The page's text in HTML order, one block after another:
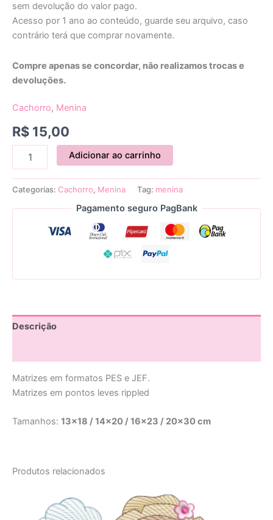
sem devolução do valor pago.
Acesso por 1 ano ao conteúdo, guarde seu arquivo, caso
contrário terá que comprar novamente.
Compre apenas se concordar, não realizamos trocas e
devoluções.
Cachorro, Menina
R$ 15,00
Adicionar ao carrinho
Categorias: Cachorro, Menina Tag: menina
Pagamento seguro PagBank
Descrição
Matrizes em formatos PES e JEF.
Matrizes em pontos leves rippled
Tamanhos: 13×18 / 14×20 / 16×23 / 20×30 cm
Produtos relacionados